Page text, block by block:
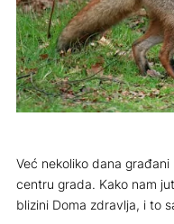
Već nekoliko dana
centru grada. Kako nam
blizini Doma zdravlja, i to